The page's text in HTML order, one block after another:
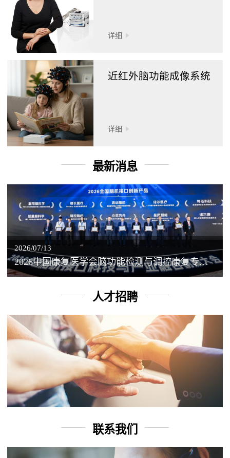
详细
近红外脑功能成像系统
详细
最新消息
2026/07/13
2026中国康复医学会脑功能检测与调控康复专业委员会学术年会丨脑客中国：脑机接口——EEG驱动TMS闭环调控工作坊
人才招聘
联系我们